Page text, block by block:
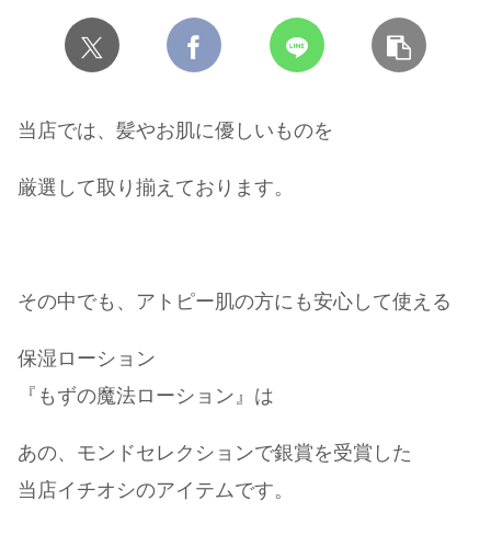
当店では、髪やお肌に優しいものを
厳選して取り揃えております。
その中でも、アトピー肌の方にも安心して使える
保湿ローション
『もずの魔法ローション』は
あの、モンドセレクションで銀賞を受賞した
当店イチオシのアイテムです。